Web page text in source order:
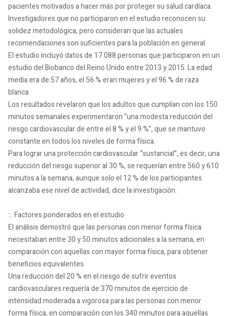
pacientes motivados a hacer más por proteger su salud cardíaca.
Investigadores que no participaron en el estudio reconocen su
solidez metodológica, pero consideran que las actuales
recomendaciones son suficientes para la población en general.
El estudio incluyó datos de 17.088 personas que participaron en un
estudio del Biobanco del Reino Unido entre 2013 y 2015. La edad
media era de 57 años, el 56 % eran mujeres y el 96 % de raza
blanca.
Los resultados revelaron que los adultos que cumplían con los 150
minutos semanales experimentaron “una modesta reducción del
riesgo cardiovascular de entre el 8 % y el 9 %”, que se mantuvo
constante en todos los niveles de forma física.
Para lograr una protección cardiovascular “sustancial”, es decir, una
reducción del riesgo superior al 30 %, se requerían entre 560 y 610
minutos a la semana, aunque solo el 12 % de los participantes
alcanzaba ese nivel de actividad, dice la investigación.
::: Factores ponderados en el estudio
El análisis demostró que las personas con menor forma física
necesitaban entre 30 y 50 minutos adicionales a la semana, en
comparación con aquellas con mayor forma física, para obtener
beneficios equivalentes.
Una reducción del 20 % en el riesgo de sufrir eventos
cardiovasculares requería de 370 minutos de ejercicio de
intensidad moderada a vigorosa para las personas con menor
forma física, en comparación con los 340 minutos para aquellas